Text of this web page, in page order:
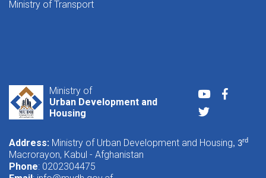
Ministry of Transport
Ministry of
Urban Development and
Housing
Youtube
Twitter
Address: Ministry of Urban Development and Housing, 3rd
Macrorayon, Kabul - Afghanistan
Phone: 0202304475